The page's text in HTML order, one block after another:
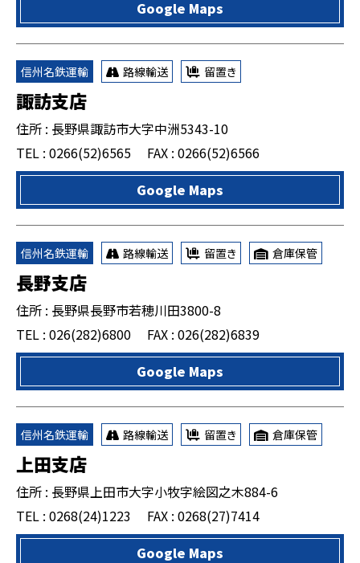
Google Maps
信州名鉄運輸 路線輸送 留置き
諏訪支店
住所 : 長野県諏訪市大字中洲5343-10
TEL : 0266(52)6565
FAX : 0266(52)6566
Google Maps
信州名鉄運輸 路線輸送 留置き 倉庫保管
長野支店
住所 : 長野県長野市若穂川田3800-8
TEL : 026(282)6800
FAX : 026(282)6839
Google Maps
信州名鉄運輸 路線輸送 留置き 倉庫保管
上田支店
住所 : 長野県上田市大字小牧字絵図之木884-6
TEL : 0268(24)1223
FAX : 0268(27)7414
Google Maps